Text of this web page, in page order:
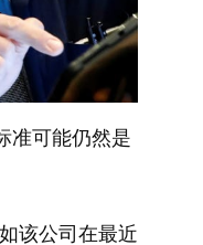
准可能仍然是
该公司在最近